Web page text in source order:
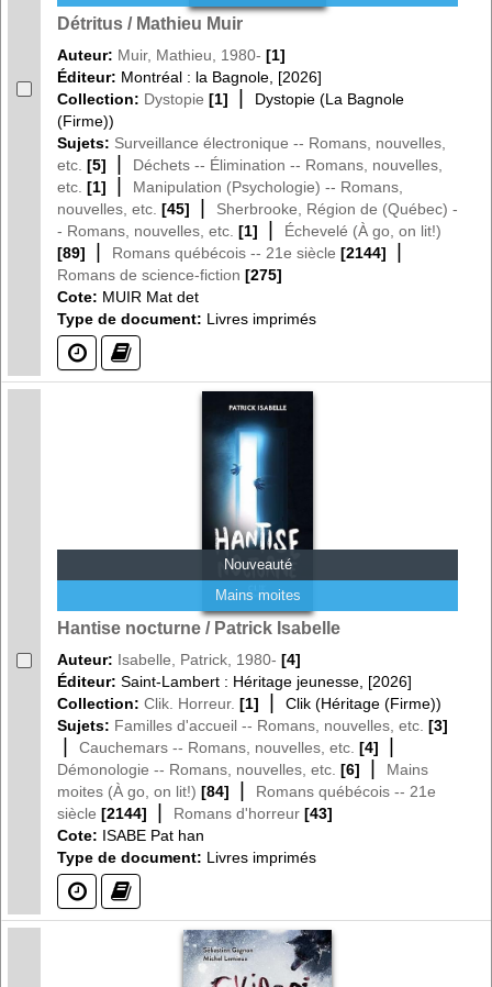
Détritus / Mathieu Muir
Auteur: Muir, Mathieu, 1980- [1]
Éditeur: Montréal : la Bagnole, [2026]
Collection: Dystopie [1] |
Dystopie (La Bagnole
(Firme))
Sujets: Surveillance électronique -- Romans, nouvelles,
etc. [5] |
Déchets -- Élimination -- Romans, nouvelles,
etc. [1] |
Manipulation (Psychologie) -- Romans,
nouvelles, etc. [45] |
Sherbrooke, Région de (Québec) -
- Romans, nouvelles, etc. [1] |
Échevelé (À go, on lit!)
[89]
| Romans québécois -- 21e siècle [2144] |
Romans de science-fiction [275]
Cote: MUIR Mat det
Type de document: Livres imprimés
(?) (?)
Nouveauté
Mains moites
Hantise nocturne / Patrick Isabelle
Auteur: Isabelle, Patrick, 1980- [4]
Éditeur: Saint-Lambert : Héritage jeunesse, [2026]
Collection: Clik. Horreur. [1] |
Clik (Héritage (Firme))
Sujets: Familles d'accueil -- Romans, nouvelles, etc. [3]
| Cauchemars -- Romans, nouvelles, etc. [4] |
Démonologie -- Romans, nouvelles, etc. [6] |
Mains
moites (À go, on lit!) [84] |
Romans québécois -- 21e
siècle [2144] | Romans d'horreur [43]
Cote: ISABE Pat han
Type de document: Livres imprimés
(?) (?)